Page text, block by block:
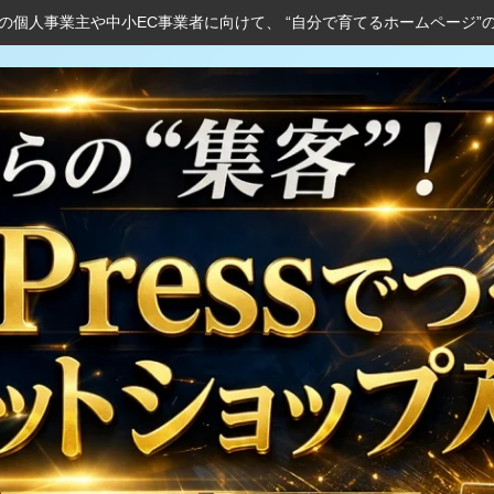
個人事業主や中小EC事業者に向けて、 “自分で育てるホームページ”